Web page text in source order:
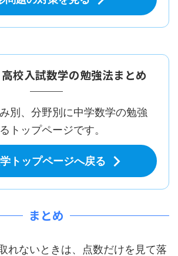
校入試数学の勉強法まとめ
別、分野別に中学数学の勉強
トップページです。
トップページへ戻る
まとめ
れないときは、点数だけを見て落